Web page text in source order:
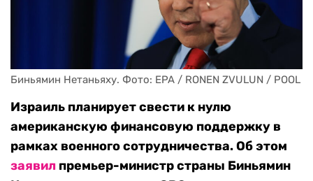
Биньямин Нетаньяху. Фото: EPA / RONEN ZVULUN / POOL
Израиль планирует свести к нулю
американскую финансовую поддержку в
рамках военного сотрудничества. Об этом
заявил премьер-министр страны Биньямин